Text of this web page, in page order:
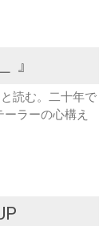
』
読む。二十年で
ラーの心構え